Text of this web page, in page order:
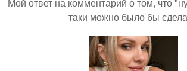
таки можно было бы